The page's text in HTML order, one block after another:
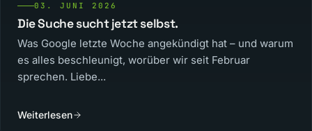
03. JUNI 2026
Die Suche sucht jetzt selbst.
Was Google letzte Woche angekündigt hat – und warum
es alles beschleunigt, worüber wir seit Februar
sprechen. Liebe...
Weiterlesen